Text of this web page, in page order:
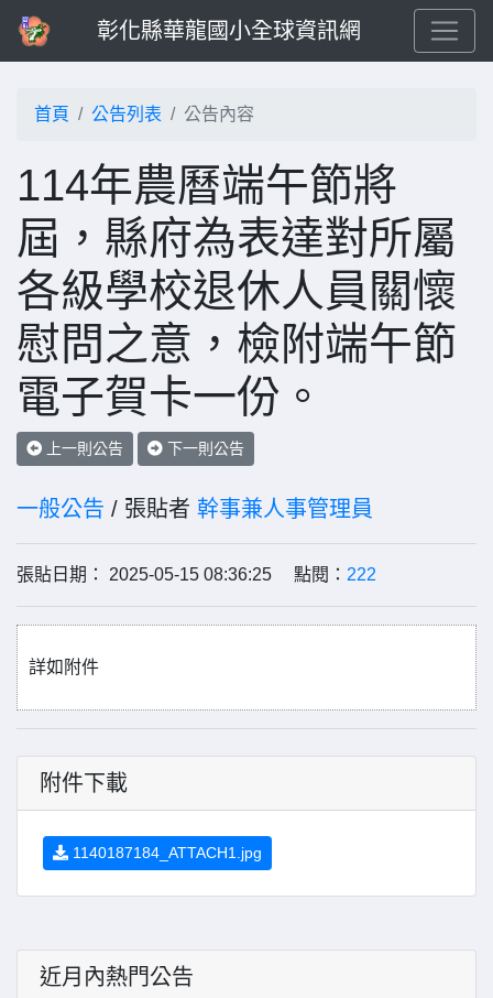
彰化縣華龍國小全球資訊網
首頁 公告列表 公告內容
114年農曆端午節將
屆，縣府為表達對所屬
各級學校退休人員關懷
慰問之意，檢附端午節
電子賀卡一份。
上一則公告 下一則公告
一般公告 / 張貼者 幹事兼人事管理員
張貼日期： 2025-05-15 08:36:25 點閱： 222
詳如附件
附件下載
1140187184_ATTACH1.jpg
近月內熱門公告